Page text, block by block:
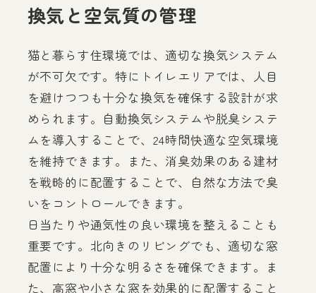
換気と空気質の管理
猫と暮らす住環境では、適切な換気システム
が不可欠です。特にトイレエリアでは、人目
を避けつつも十分な換気を確保する設計が求
められます。自動換気システムや脱臭システ
ムを導入することで、24時間快適な空気環境
を維持できます。また、消臭効果のある建材
を戦略的に配置することで、自然な方法で臭
いをコントロールできます。
日当たりや通気性の良い環境を整えることも
重要です。北向きのリビングでも、適切な窓
配置により十分な明るさを確保できます。ま
た、高窓や小さな窓を効果的に配置すること